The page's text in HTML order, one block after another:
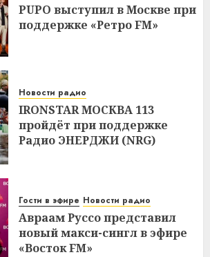
PUPO выступил в Москве при
поддержке «Ретро FM»
Новости радио
IRONSTAR МОСКВА 113
пройдёт при поддержке
Радио ЭНЕРДЖИ (NRG)
Гости в эфире Новости радио
Авраам Руссо представил
новый макси-сингл в эфире
«Восток FM»